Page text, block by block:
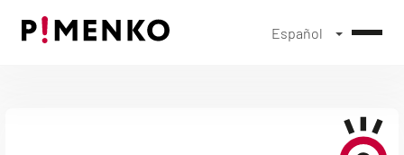
Español